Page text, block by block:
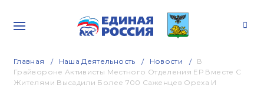
Главная Наша Деятельность Новости
В
Грайвороне Активисты Местного Отделения ЕР Вместе С
Жителями Высадили Более 700 Саженцев Ореха И